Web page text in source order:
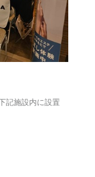
記施設内に設置